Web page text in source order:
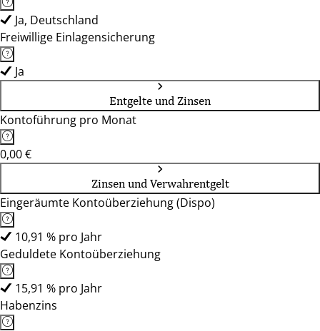
Ja, Deutschland
Freiwillige Einlagensicherung
Ja
Entgelte und Zinsen
Kontoführung pro Monat
0,00 €
Zinsen und Verwahrentgelt
Eingeräumte Kontoüberziehung (Dispo)
10,91 % pro Jahr
Geduldete Kontoüberziehung
15,91 % pro Jahr
Habenzins